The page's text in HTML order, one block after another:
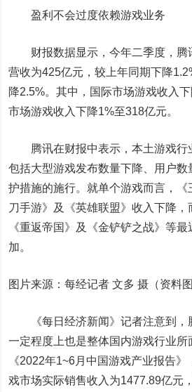
盈利不会过度依赖游戏业务
财报数据显示，今年二季度，腾
营收为425亿元，较上年同期下降
降2.5%。其中，国际市场游戏收入
市场游戏收入下降1%至318亿元。
腾讯在财报中表示，本土游戏行
包括大型游戏发布数量下降、用户数
护措施的施行。就单个游戏而言，《
刀手游》及《英雄联盟》收入下降，
《重返帝国》及《金铲铲之战》等
加。
图片来源：每经记者 文多 摄（资料图
《每日经济新闻》记者注意到，
一定程度上也是整体国内游戏行业
《2022年1~6月中国游戏产业报告
戏市场实际销售收入为1477.89亿元